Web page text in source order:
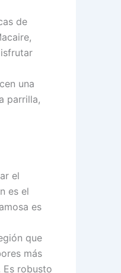
de
una
parrilla,
el
es el
es
que
más
Es robusto